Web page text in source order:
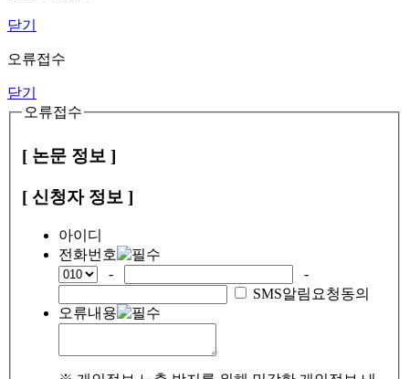
닫기
오류접수
닫기
오류접수
[ 논문 정보 ]
[ 신청자 정보 ]
아이디
전화번호
-
-
SMS알림요청동의
오류내용